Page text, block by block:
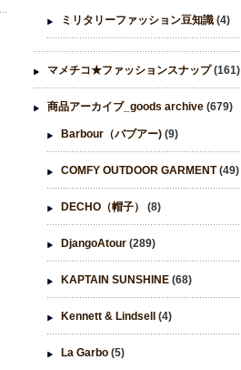
ミリタリーファッション豆知識 (4)
マメチコ★ファッションスナップ(161)
商品アーカイブ_goods archive (679)
Barbour（バブアー) (9)
COMFY OUTDOOR GARMENT(49)
DECHO（帽子） (8)
DjangoAtour (289)
KAPTAIN SUNSHINE (68)
Kennett & Lindsell (4)
La Garbo (5)